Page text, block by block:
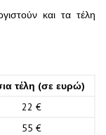
και τα τέλη
τέλη (σε ευρώ)
22 €
55 €